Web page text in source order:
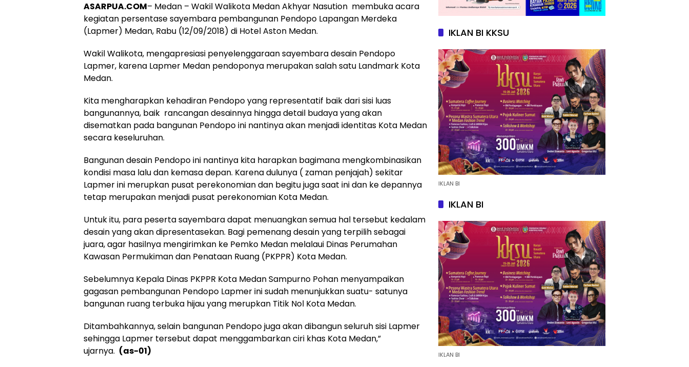
ASARPUA.COM– Medan – Wakil Walikota Medan Akhyar Nasution membuka acara
kegiatan persentase sayembara pembangunan Pendopo Lapangan Merdeka
(Lapmer) Medan, Rabu (12/09/2018) di Hotel Aston Medan.
Wakil Walikota, mengapresiasi penyelenggaraan sayembara desain Pendopo
Lapmer, karena Lapmer Medan pendoponya merupakan salah satu Landmark Kota
Medan.
Kita mengharapkan kehadiran Pendopo yang representatif baik dari sisi luas
bangunannya, baik rancangan desainnya hingga detail budaya yang akan
disematkan pada bangunan Pendopo ini nantinya akan menjadi identitas Kota Medan
secara keseluruhan.
Bangunan desain Pendopo ini nantinya kita harapkan bagimana mengkombinasikan
kondisi masa lalu dan kemasa depan. Karena dulunya ( zaman penjajah) sekitar
Lapmer ini merupkan pusat perekonomian dan begitu juga saat ini dan ke depannya
tetap merupakan menjadi pusat perekonomian Kota Medan.
Untuk itu, para peserta sayembara dapat menuangkan semua hal tersebut kedalam
desain yang akan dipresentasekan. Bagi pemenang desain yang terpilih sebagai
juara, agar hasilnya mengirimkan ke Pemko Medan melalaui Dinas Perumahan
Kawasan Permukiman dan Penataan Ruang (PKPPR) Kota Medan.
Sebelumnya Kepala Dinas PKPPR Kota Medan Sampurno Pohan menyampaikan
gagasan pembangunan Pendopo Lapmer ini sudah menunjukkan suatu- satunya
bangunan ruang terbuka hijau yang merupkan Titik Nol Kota Medan.
Ditambahkannya, selain bangunan Pendopo juga akan dibangun seluruh sisi Lapmer
sehingga Lapmer tersebut dapat menggambarkan ciri khas Kota Medan,”
ujarnya. (as-01)
IKLAN BI KKSU
IKLAN BI
IKLAN BI
IKLAN BI